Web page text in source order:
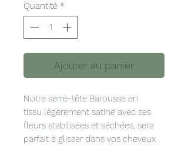
Quantité *
Ajouter au panier
Notre serre-tête Barousse en
tissu lègèrement satiné avec ses
fleurs stabilisées et séchées, sera
parfait à glisser dans vos cheveux